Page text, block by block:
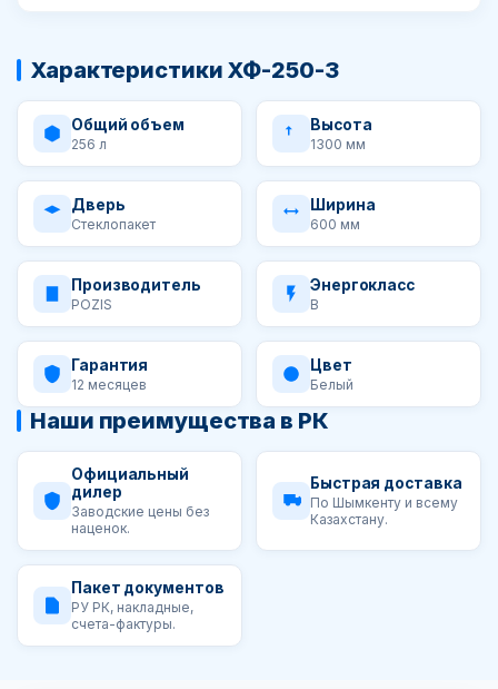
Характеристики ХФ-250-3
Общий объем
256 л
Высота
1300 мм
Дверь
Стеклопакет
Ширина
600 мм
Производитель
POZIS
Энергокласс
B
Гарантия
12 месяцев
Цвет
Белый
Наши преимущества в РК
Официальный
дилер
Заводские цены без
наценок.
Быстрая доставка
По Шымкенту и всему
Казахстану.
Пакет документов
РУ РК, накладные,
счета-фактуры.